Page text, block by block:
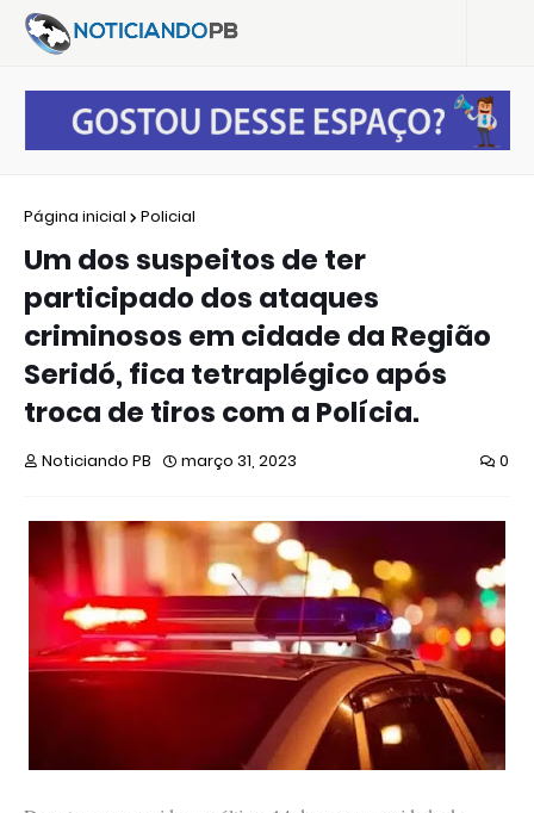
Página inicial Policial
Um dos suspeitos de ter
participado dos ataques
criminosos em cidade da Região
Seridó, fica tetraplégico após
troca de tiros com a Polícia.
Noticiando PB março 31, 2023 0